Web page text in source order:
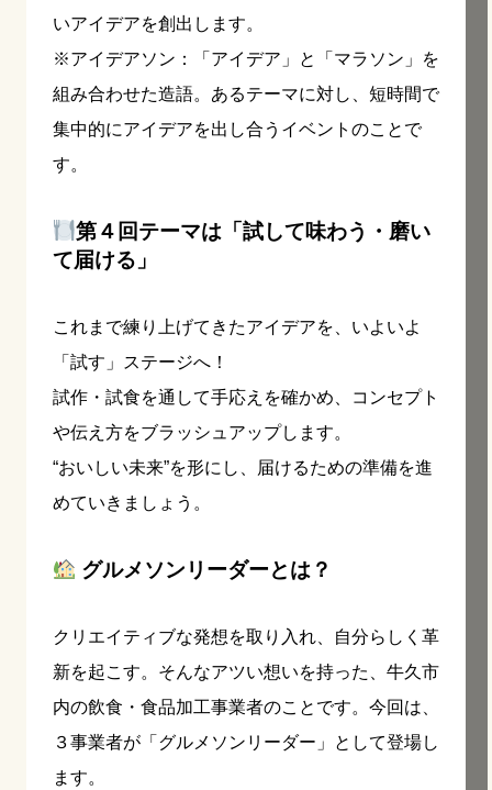
いアイデアを創出します。
※アイデアソン：「アイデア」と「マラソン」を
組み合わせた造語。あるテーマに対し、短時間で
集中的にアイデアを出し合うイベントのことで
す。
第４回テーマは「試して味わう・磨い
て届ける」
これまで練り上げてきたアイデアを、いよいよ
「試す」ステージへ！
試作・試食を通して手応えを確かめ、コンセプト
や伝え方をブラッシュアップします。
“おいしい未来”を形にし、届けるための準備を進
めていきましょう。
グルメソンリーダーとは？
クリエイティブな発想を取り入れ、自分らしく革
新を起こす。そんなアツい想いを持った、牛久市
内の飲食・食品加工事業者のことです。今回は、
３事業者が「グルメソンリーダー」として登場し
ます。